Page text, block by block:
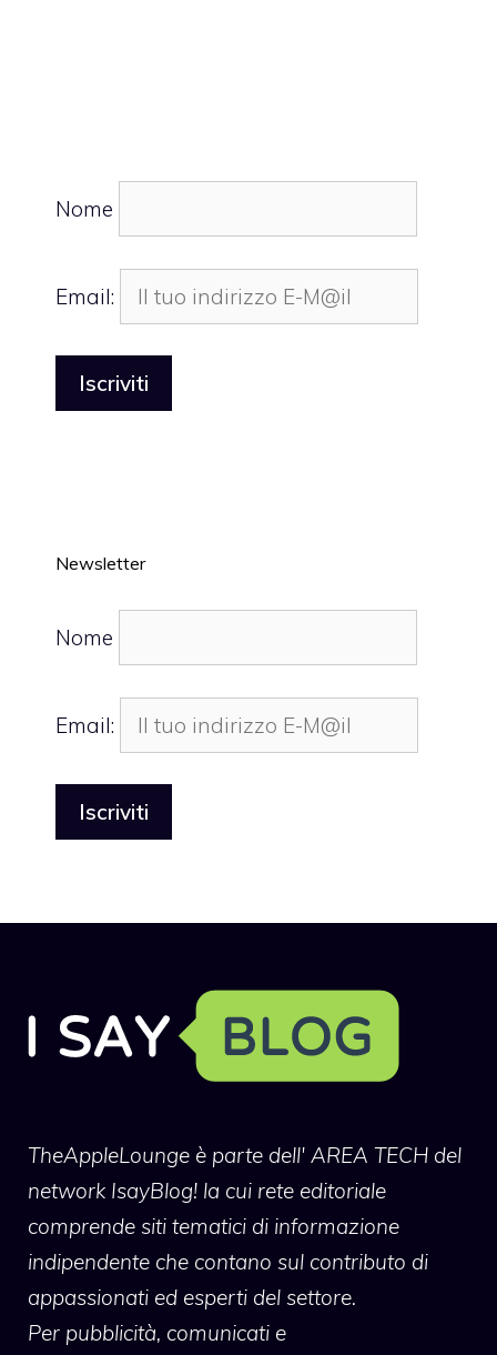
Nome
Email:
Newsletter
Nome
Email:
TheAppleLounge è parte dell' AREA TECH del
network IsayBlog! la cui rete editoriale
comprende siti tematici di informazione
indipendente che contano sul contributo di
appassionati ed esperti del settore.
Per pubblicità, comunicati e